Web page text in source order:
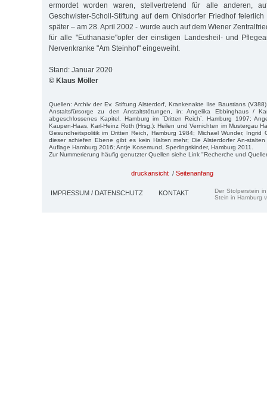
ermordet worden waren, stellvertretend für alle anderen,
Geschwister-Scholl-Stiftung auf dem Ohlsdorfer Friedhof
später – am 28. April 2002 - wurde auch auf dem Wiener
für alle "Euthanasie"opfer der einstigen Landesheil- und
Nervenkranke "Am Steinhof" eingeweiht.
Stand: Januar 2020
© Klaus Möller
Quellen: Archiv der Ev. Stiftung Alsterdorf, Krankenakte Ilse Baustians
Anstaltsfürsorge zu den Anstaltstötungen, in: Angelika Ebbinghaus /
abgeschlossenes Kapitel. Hamburg im `Dritten Reich´, Hamburg 1997;
Kaupen-Haas, Karl-Heinz Roth (Hrsg.): Heilen und Vernichten im Mustergau
Gesundheitspolitik im Dritten Reich, Hamburg 1984; Michael Wunder, Ingrid
dieser schiefen Ebene gibt es kein Halten mehr; Die Alsterdorfer An-stalten
Auflage Hamburg 2016; Antje Kosemund, Sperlingskinder, Hamburg 2011.
Zur Nummerierung häufig genutzter Quellen siehe Link "Recherche und
druckansicht / Seitenanfang
IMPRESSUM / DATENSCHUTZ KONTAKT
Der Stolperstein
Stein in Hamburg